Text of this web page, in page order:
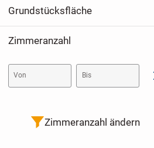
Grundstücksfläche
Zimmeranzahl
Von Bis
Zimmeranzahl ändern